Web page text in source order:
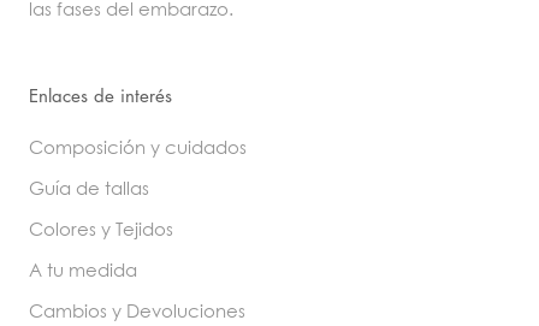
las fases del embarazo.
Enlaces de interés
Composición y cuidados
Guía de tallas
Colores y Tejidos
A tu medida
Cambios y Devoluciones